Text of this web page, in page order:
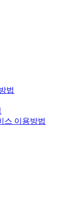
법
스 이용방법